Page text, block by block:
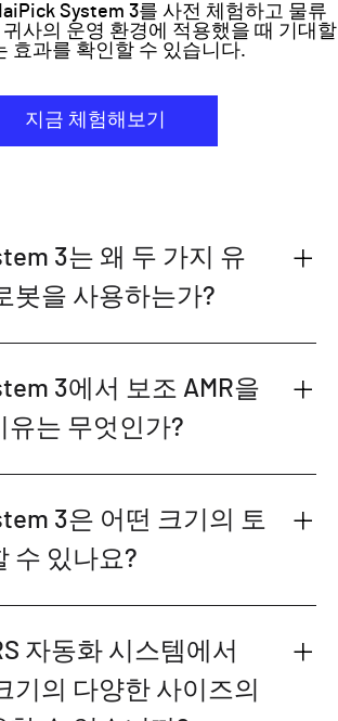
System 3를 사전 체험하고 물류
사의 운영 환경에 적용했을 때 기대할
효과를 확인할 수 있습니다.
지금 체험해보기
3는 왜 두 가지 유
봇을 사용하는가?
3에서 보조 AMR을
유는 무엇인가?
3은 어떤 크기의 토
수 있나요?
자동화 시스템에서
기의 다양한 사이즈의